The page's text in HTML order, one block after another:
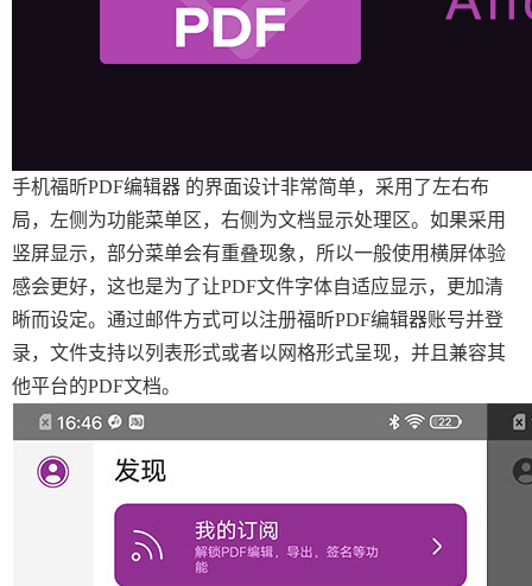
手机福昕PDF编辑器 的界面设计非常简单，采用了左右布
局，左侧为功能菜单区，右侧为文档显示处理区。如果采用
竖屏显示，部分菜单会有重叠现象，所以一般使用横屏体验
感会更好，这也是为了让PDF文件字体自适应显示，更加清
晰而设定。通过邮件方式可以注册福昕PDF编辑器账号并登
录，文件支持以列表形式或者以网格形式呈现，并且兼容其
他平台的PDF文档。